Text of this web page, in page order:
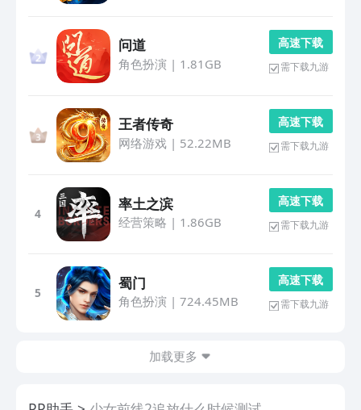
问道
角色扮演 | 1.81GB
高 速 下 载
需下载九游
王者传奇
网络游戏| 52.22MB
高 速 下 载
需下载九游
4
率土之滨
经营策略 | 1.86GB
高 速 下 载
需下载九游
5
蜀门
角色扮演 | 724.45MB
高 速 下 载
需下载九游
加载更多